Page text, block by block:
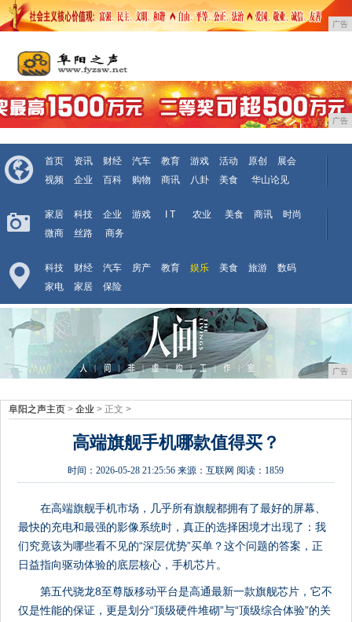
广告
广告
首页 资讯 财经 汽车 教育 游戏 活动 原创
展会
视频
企业 百科 购物 商讯 八卦 美食 华山论见
家居 科技 企业 游戏 I T 农业 美食 商讯
时尚
微商
丝路 商务
科技 财经 汽车 房产 教育 娱乐 美食 旅游
数码
家电
家居 保险
广告
阜阳之声主页 > 企业 > 正文 >
高端旗舰手机哪款值得买？
时间：2026-05-28 21:25:56 来源：互联网 阅读：1859
在高端旗舰手机市场，几乎所有旗舰都拥有了最好的屏幕、
最快的充电和最强的影像系统时，真正的选择困境才出现了：我
们究竟该为哪些看不见的“深层优势”买单？这个问题的答案，正
日益指向驱动体验的底层核心，手机芯片。
第五代骁龙8至尊版移动平台是高通最新一款旗舰芯片，它不
仅是性能的保证，更是划分“顶级硬件堆砌”与“顶级综合体验”的关